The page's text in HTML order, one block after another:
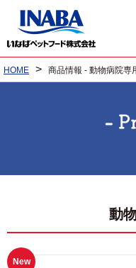
HOME > 商品情報 - 動物病院専
動
New